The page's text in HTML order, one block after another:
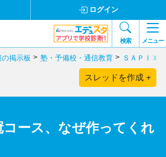
ログイン
検索 メニュー
掲示板 塾・予備校・通信教育 ＳＡＰＩＸ
スレッドを作成 +
コース、なぜ作ってくれ